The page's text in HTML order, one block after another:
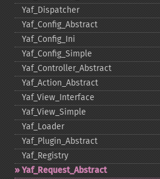
Yaf_​Dispatcher
Yaf_​Config_​Abstract
Yaf_​Config_​Ini
Yaf_​Config_​Simple
Yaf_​Controller_​Abstract
Yaf_​Action_​Abstract
Yaf_​View_​Interface
Yaf_​View_​Simple
Yaf_​Loader
Yaf_​Plugin_​Abstract
Yaf_​Registry
Yaf_​Request_​Abstract